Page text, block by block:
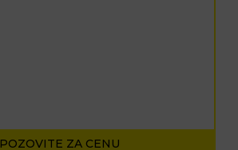
POZOVITE ZA CENU